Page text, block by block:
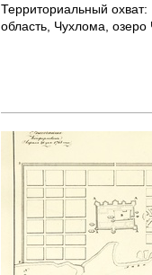
Территориальный охват:
область, Чухлома, озеро